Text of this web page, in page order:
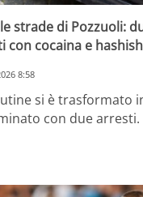
strade di Pozzuoli:
con cocaina e hashish
8:58
si è trasformato
con due